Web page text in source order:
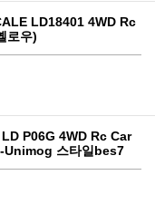
LD18401 4WD Rc
로우)
P06G 4WD Rc Car
스타일bes7